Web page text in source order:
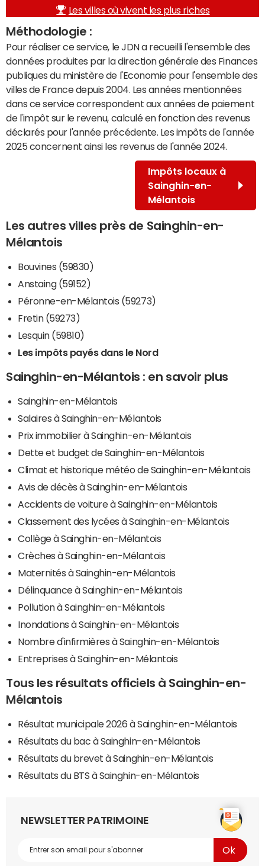
Les villes où vivent les plus riches
Méthodologie :
Pour réaliser ce service, le JDN a recueilli l'ensemble des
données produites par la direction générale des Finances
publiques du ministère de l'Economie pour l'ensemble des
villes de France depuis 2004. Les années mentionnées
dans ce service correspondent aux années de paiement
de l'impôt sur le revenu, calculé en fonction des revenus
déclarés pour l'année précédente. Les impôts de l'année
2025 concernent ainsi les revenus de l'année 2024.
Impôts locaux à
Sainghin-en-
Mélantois
Les autres villes près de Sainghin-en-
Mélantois
Bouvines (59830)
Anstaing (59152)
Péronne-en-Mélantois (59273)
Fretin (59273)
Lesquin (59810)
Les impôts payés dans le Nord
Sainghin-en-Mélantois : en savoir plus
Sainghin-en-Mélantois
Salaires à Sainghin-en-Mélantois
Prix immobilier à Sainghin-en-Mélantois
Dette et budget de Sainghin-en-Mélantois
Climat et historique météo de Sainghin-en-Mélantois
Avis de décès à Sainghin-en-Mélantois
Accidents de voiture à Sainghin-en-Mélantois
Classement des lycées à Sainghin-en-Mélantois
Collège à Sainghin-en-Mélantois
Crèches à Sainghin-en-Mélantois
Maternités à Sainghin-en-Mélantois
Délinquance à Sainghin-en-Mélantois
Pollution à Sainghin-en-Mélantois
Inondations à Sainghin-en-Mélantois
Nombre d'infirmières à Sainghin-en-Mélantois
Entreprises à Sainghin-en-Mélantois
Tous les résultats officiels à Sainghin-en-
Mélantois
Résultat municipale 2026 à Sainghin-en-Mélantois
Résultats du bac à Sainghin-en-Mélantois
Résultats du brevet à Sainghin-en-Mélantois
Résultats du BTS à Sainghin-en-Mélantois
NEWSLETTER PATRIMOINE